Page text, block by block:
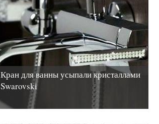
Кран для ванны усыпали кристаллами
Swarovski